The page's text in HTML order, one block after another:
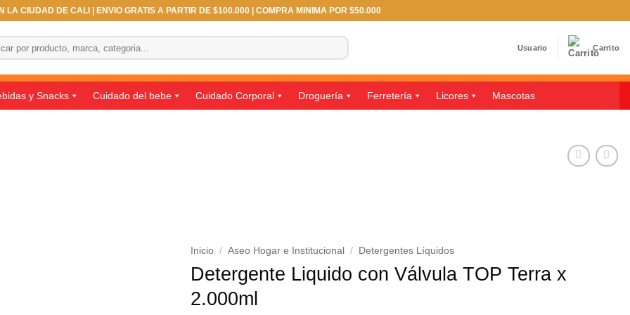
LA CIUDAD DE CALI | ENVIO GRATIS A PARTIR DE $100.000 | COMPRA MINIMA POR $50.000
Usuario Carrito
y Snacks Cuidado del bebe Cuidado Corporal Droguería Ferretería Licores Mascotas
Inicio / Aseo Hogar e Institucional / Detergentes Líquidos
Detergente Liquido con Válvula TOP Terra x
2.000ml